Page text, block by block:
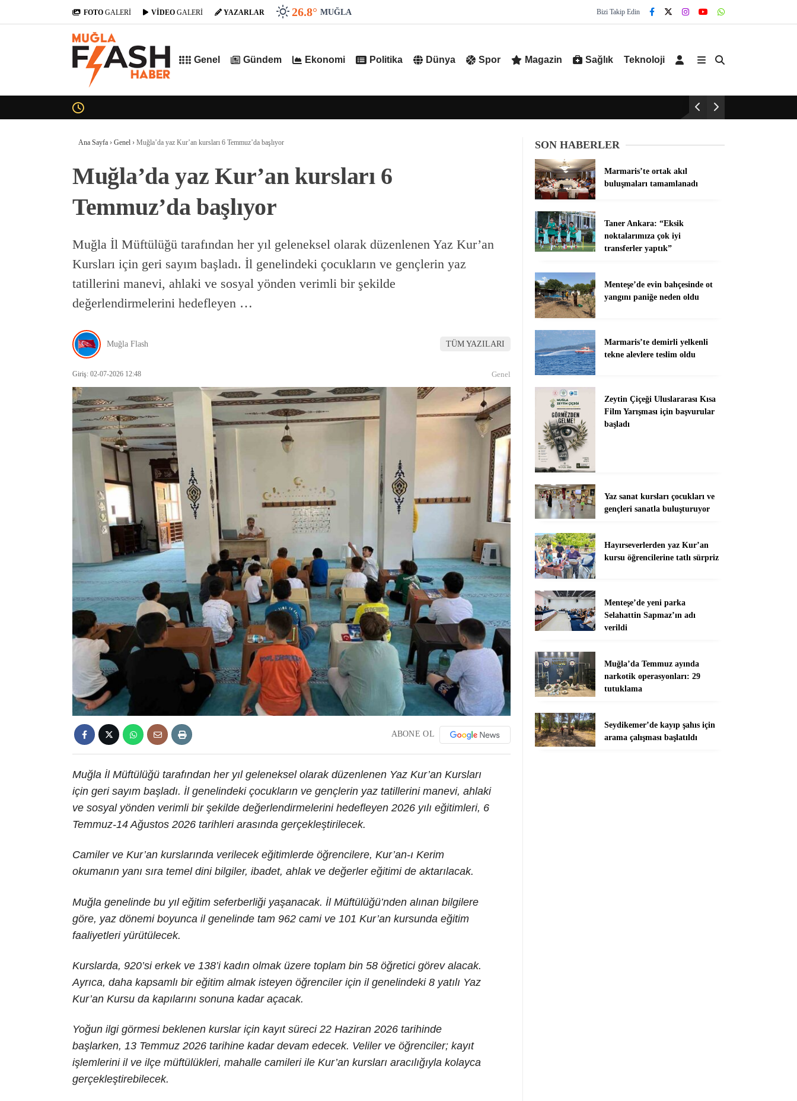
FOTO GALERİ VİDEO GALERİ YAZARLAR 26.8° MUĞLA Bizi Takip Edin
Genel Gündem Ekonomi Politika Dünya Spor Magazin Sağlık Teknoloji
Ana Sayfa › Genel › Muğla’da yaz Kur’an kursları 6 Temmuz’da başlıyor
Muğla’da yaz Kur’an kursları 6
Temmuz’da başlıyor
Muğla İl Müftülüğü tarafından her yıl geleneksel olarak düzenlenen Yaz Kur’an
Kursları için geri sayım başladı. İl genelindeki çocukların ve gençlerin yaz
tatillerini manevi, ahlaki ve sosyal yönden verimli bir şekilde
değerlendirmelerini hedefleyen …
Muğla Flash TÜM YAZILARI
Giriş: 02-07-2026 12:48 Genel
ABONE OL
Muğla İl Müftülüğü tarafından her yıl geleneksel olarak düzenlenen Yaz Kur’an Kursları
için geri sayım başladı. İl genelindeki çocukların ve gençlerin yaz tatillerini manevi, ahlaki
ve sosyal yönden verimli bir şekilde değerlendirmelerini hedefleyen 2026 yılı eğitimleri, 6
Temmuz-14 Ağustos 2026 tarihleri arasında gerçekleştirilecek.
Camiler ve Kur’an kurslarında verilecek eğitimlerde öğrencilere, Kur’an-ı Kerim
okumanın yanı sıra temel dini bilgiler, ibadet, ahlak ve değerler eğitimi de aktarılacak.
Muğla genelinde bu yıl eğitim seferberliği yaşanacak. İl Müftülüğü’nden alınan bilgilere
göre, yaz dönemi boyunca il genelinde tam 962 cami ve 101 Kur’an kursunda eğitim
faaliyetleri yürütülecek.
Kurslarda, 920’si erkek ve 138’i kadın olmak üzere toplam bin 58 öğretici görev alacak.
Ayrıca, daha kapsamlı bir eğitim almak isteyen öğrenciler için il genelindeki 8 yatılı Yaz
Kur’an Kursu da kapılarını sonuna kadar açacak.
Yoğun ilgi görmesi beklenen kurslar için kayıt süreci 22 Haziran 2026 tarihinde
başlarken, 13 Temmuz 2026 tarihine kadar devam edecek. Veliler ve öğrenciler; kayıt
işlemlerini il ve ilçe müftülükleri, mahalle camileri ile Kur’an kursları aracılığıyla kolayca
gerçekleştirebilecek.
SON HABERLER
Marmaris’te ortak akıl
buluşmaları tamamlanadı
Taner Ankara: “Eksik
noktalarımıza çok iyi
transferler yaptık”
Menteşe’de evin bahçesinde ot
yangını paniğe neden oldu
Marmaris’te demirli yelkenli
tekne alevlere teslim oldu
Zeytin Çiçeği Uluslararası Kısa
Film Yarışması için başvurular
başladı
Yaz sanat kursları çocukları ve
gençleri sanatla buluşturuyor
Hayırseverlerden yaz Kur’an
kursu öğrencilerine tatlı sürpriz
Menteşe’de yeni parka
Selahattin Sapmaz’ın adı
verildi
Muğla’da Temmuz ayında
narkotik operasyonları: 29
tutuklama
Seydikemer’de kayıp şahıs için
arama çalışması başlatıldı